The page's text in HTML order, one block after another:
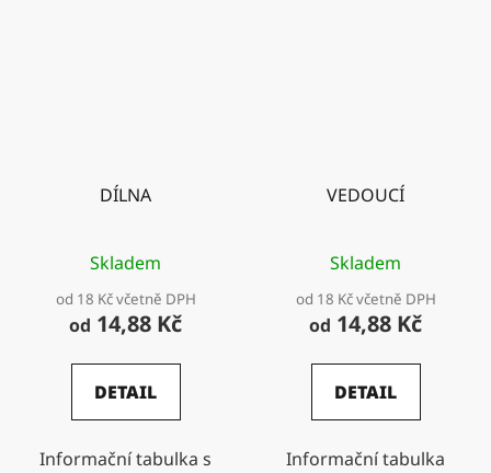
DÍLNA
Skladem
od 18 Kč včetně DPH
od 14,88 Kč
DETAIL
Informační tabulka s
VEDOUCÍ
Skladem
od 18 Kč včetně DPH
od 14,88 Kč
DETAIL
Informační tabulka